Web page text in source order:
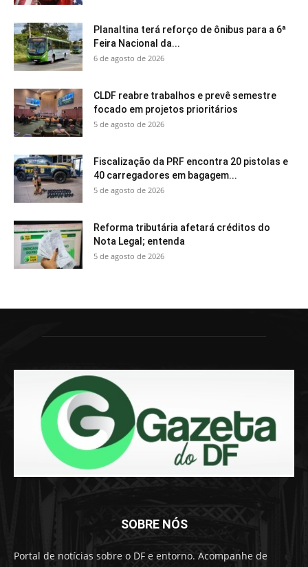
Planaltina terá reforço de ônibus para a 6ª
Feira Nacional da...
6 de agosto de 2026
CLDF reabre trabalhos e prevê semestre
focado em projetos prioritários
5 de agosto de 2026
Fiscalização da PRF encontra 20 pistolas e
40 carregadores em bagagem...
5 de agosto de 2026
Reforma tributária afetará créditos do
Nota Legal; entenda
5 de agosto de 2026
SOBRE NÓS
Portal de notícias sobre o DF e entorno. Acompanhe de